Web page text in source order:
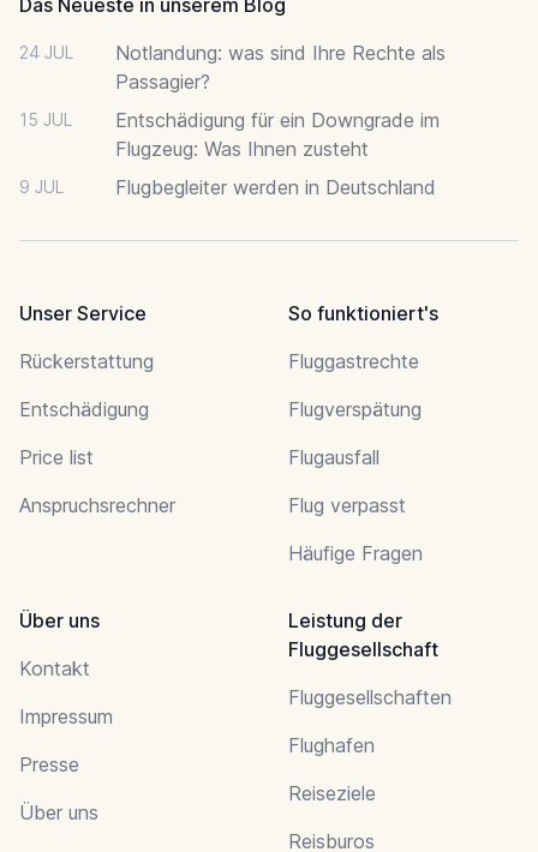
24 JUL
Notlandung: was sind Ihre Rechte als
Passagier?
15 JUL
Entschädigung für ein Downgrade im
Flugzeug: Was Ihnen zusteht
9 JUL Flugbegleiter werden in Deutschland
Unser Service
Rückerstattung
Entschädigung
Price list
Anspruchsrechner
So funktioniert's
Fluggastrechte
Flugverspätung
Flugausfall
Flug verpasst
Häufige Fragen
Über uns
Kontakt
Impressum
Presse
Über uns
Leistung der
Fluggesellschaft
Fluggesellschaften
Flughafen
Reiseziele
Reisburos